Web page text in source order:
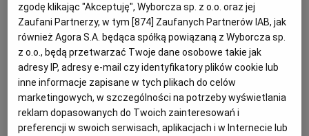
Liczba ogłoszeń: 0)
Wydanie nr: 218/2026 z dnia 7.08.2026
Wszystkie kategorie Nieruchomości
Ogłoszenia o nieruchomościach na sprzedaż w
Poznaniu
zgodę klikając "Akceptuję", Wyborcza sp. z o.o. oraz jej
Zaufani Partnerzy, w tym [874] Zaufanych Partnerów IAB, jak
również Agora S.A. będąca spółką powiązaną z Wyborcza sp.
z o.o., będą przetwarzać Twoje dane osobowe takie jak
adresy IP, adresy e-mail czy identyfikatory plików cookie lub
inne informacje zapisane w tych plikach do celów
marketingowych, w szczególności na potrzeby wyświetlania
reklam dopasowanych do Twoich zainteresowań i
preferencji w swoich serwisach, aplikacjach i w Internecie lub